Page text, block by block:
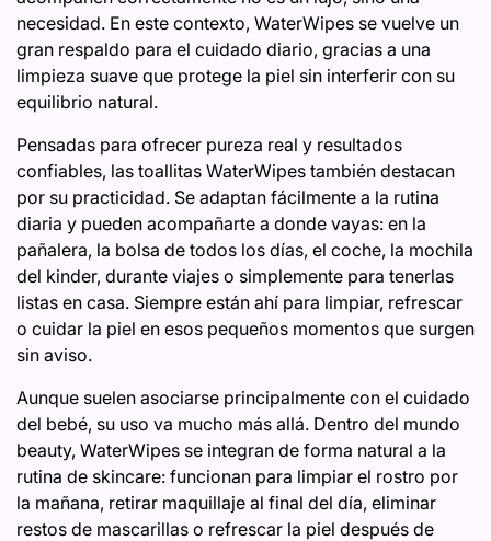
necesidad. En este contexto, WaterWipes se vuelve un
gran respaldo para el cuidado diario, gracias a una
limpieza suave que protege la piel sin interferir con su
equilibrio natural.
Pensadas para ofrecer pureza real y resultados
confiables, las toallitas WaterWipes también destacan
por su practicidad. Se adaptan fácilmente a la rutina
diaria y pueden acompañarte a donde vayas: en la
pañalera, la bolsa de todos los días, el coche, la mochila
del kinder, durante viajes o simplemente para tenerlas
listas en casa. Siempre están ahí para limpiar, refrescar
o cuidar la piel en esos pequeños momentos que surgen
sin aviso.
Aunque suelen asociarse principalmente con el cuidado
del bebé, su uso va mucho más allá. Dentro del mundo
beauty, WaterWipes se integran de forma natural a la
rutina de skincare: funcionan para limpiar el rostro por
la mañana, retirar maquillaje al final del día, eliminar
restos de mascarillas o refrescar la piel después de